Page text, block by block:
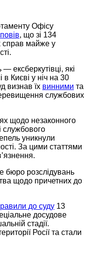
Офісу
, що зі 134
справ майже у
ексберкутівці, які
в Києві у ніч на 30
визнав їх винними та
службових
щодо незаконного
службового
уникнули
За цими статтями
бюро розслідувань
щодо причетних до
до суду 13
досудове
стадії.
Росії та стали